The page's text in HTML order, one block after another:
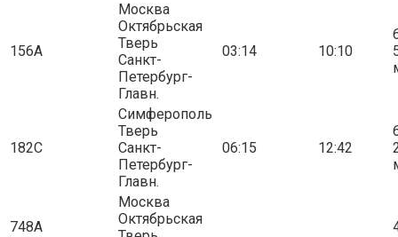
156А
Москва
Октябрьская
Тверь
Санкт-
Петербург-
Главн.
03:14 10:10
182С
Симферополь
Тверь
Санкт-
Петербург-
Главн.
06:15 12:42
748А
Москва
Октябрьская